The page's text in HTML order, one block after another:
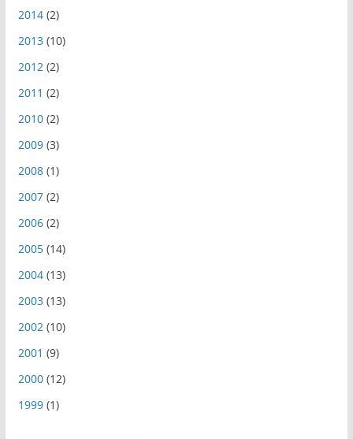
2014(2)
2013(10)
2012(2)
2011 (2)
2010(2)
2009(3)
2008(1)
2007(2)
2006(2)
2005(14)
2004(13)
2003(13)
2002(10)
2001 (9)
2000(12)
1999(1)